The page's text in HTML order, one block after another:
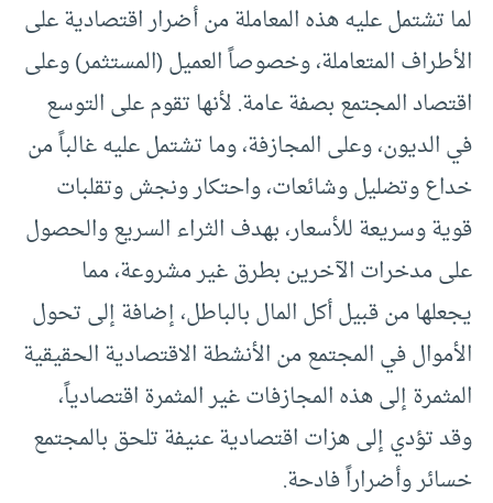
لما تشتمل عليه هذه المعاملة من أضرار اقتصادية على
الأطراف المتعاملة، وخصوصاً العميل (المستثمر) وعلى
اقتصاد المجتمع بصفة عامة. لأنها تقوم على التوسع
في الديون، وعلى المجازفة، وما تشتمل عليه غالباً من
خداع وتضليل وشائعات، واحتكار ونجش وتقلبات
قوية وسريعة للأسعار، بهدف الثراء السريع والحصول
على مدخرات الآخرين بطرق غير مشروعة، مما
يجعلها من قبيل أكل المال بالباطل، إضافة إلى تحول
الأموال في المجتمع من الأنشطة الاقتصادية الحقيقية
المثمرة إلى هذه المجازفات غير المثمرة اقتصادياً،
وقد تؤدي إلى هزات اقتصادية عنيفة تلحق بالمجتمع
خسائر وأضراراً فادحة.